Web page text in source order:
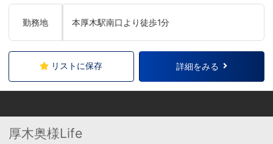
勤務地 本厚木駅南口より徒歩1分
リストに保存 詳細をみる
厚木奥様Life